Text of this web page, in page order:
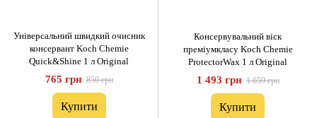
Універсальний швидкий очисник
консервант Koch Chemie
Quick&Shine 1 л Original
765 грн 850 грн
Купити
Консервувальний віск
преміумкласу Koch Chemie
ProtectorWax 1 л Original
1 493 грн 1 659 грн
Купити